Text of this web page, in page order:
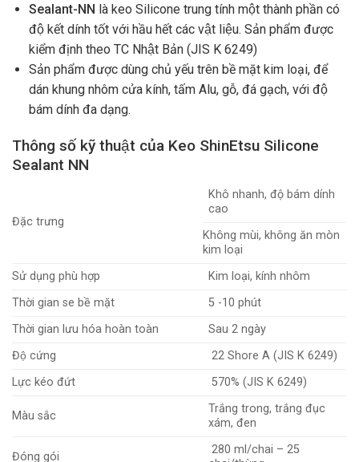
Sealant-NN là keo Silicone trung tính một thành phần có
độ kết dính tốt với hầu hết các vật liệu. Sản phẩm được
kiểm định theo TC Nhật Bản (JIS K 6249)
Sản phẩm được dùng chủ yếu trên bề mặt kim loại, để
dán khung nhôm cửa kính, tấm Alu, gỗ, đá gạch, với độ
bám dính đa dạng.
Thông số kỹ thuật của Keo ShinEtsu Silicone
Sealant NN
Đặc trưng
Khô nhanh, độ bám dính
cao
Không mùi, không ăn mòn
kim loại
Sử dụng phù hợp
Kim loại, kính nhôm
Thời gian se bề mặt
5 -10 phút
Thời gian lưu hóa hoàn toàn
Sau 2 ngày
Độ cứng
22 Shore A (JIS K 6249)
Lực kéo đứt
570% (JIS K 6249)
Màu sắc
Trắng trong, trắng đục
xám, đen
Đóng gói
280 ml/chai – 25